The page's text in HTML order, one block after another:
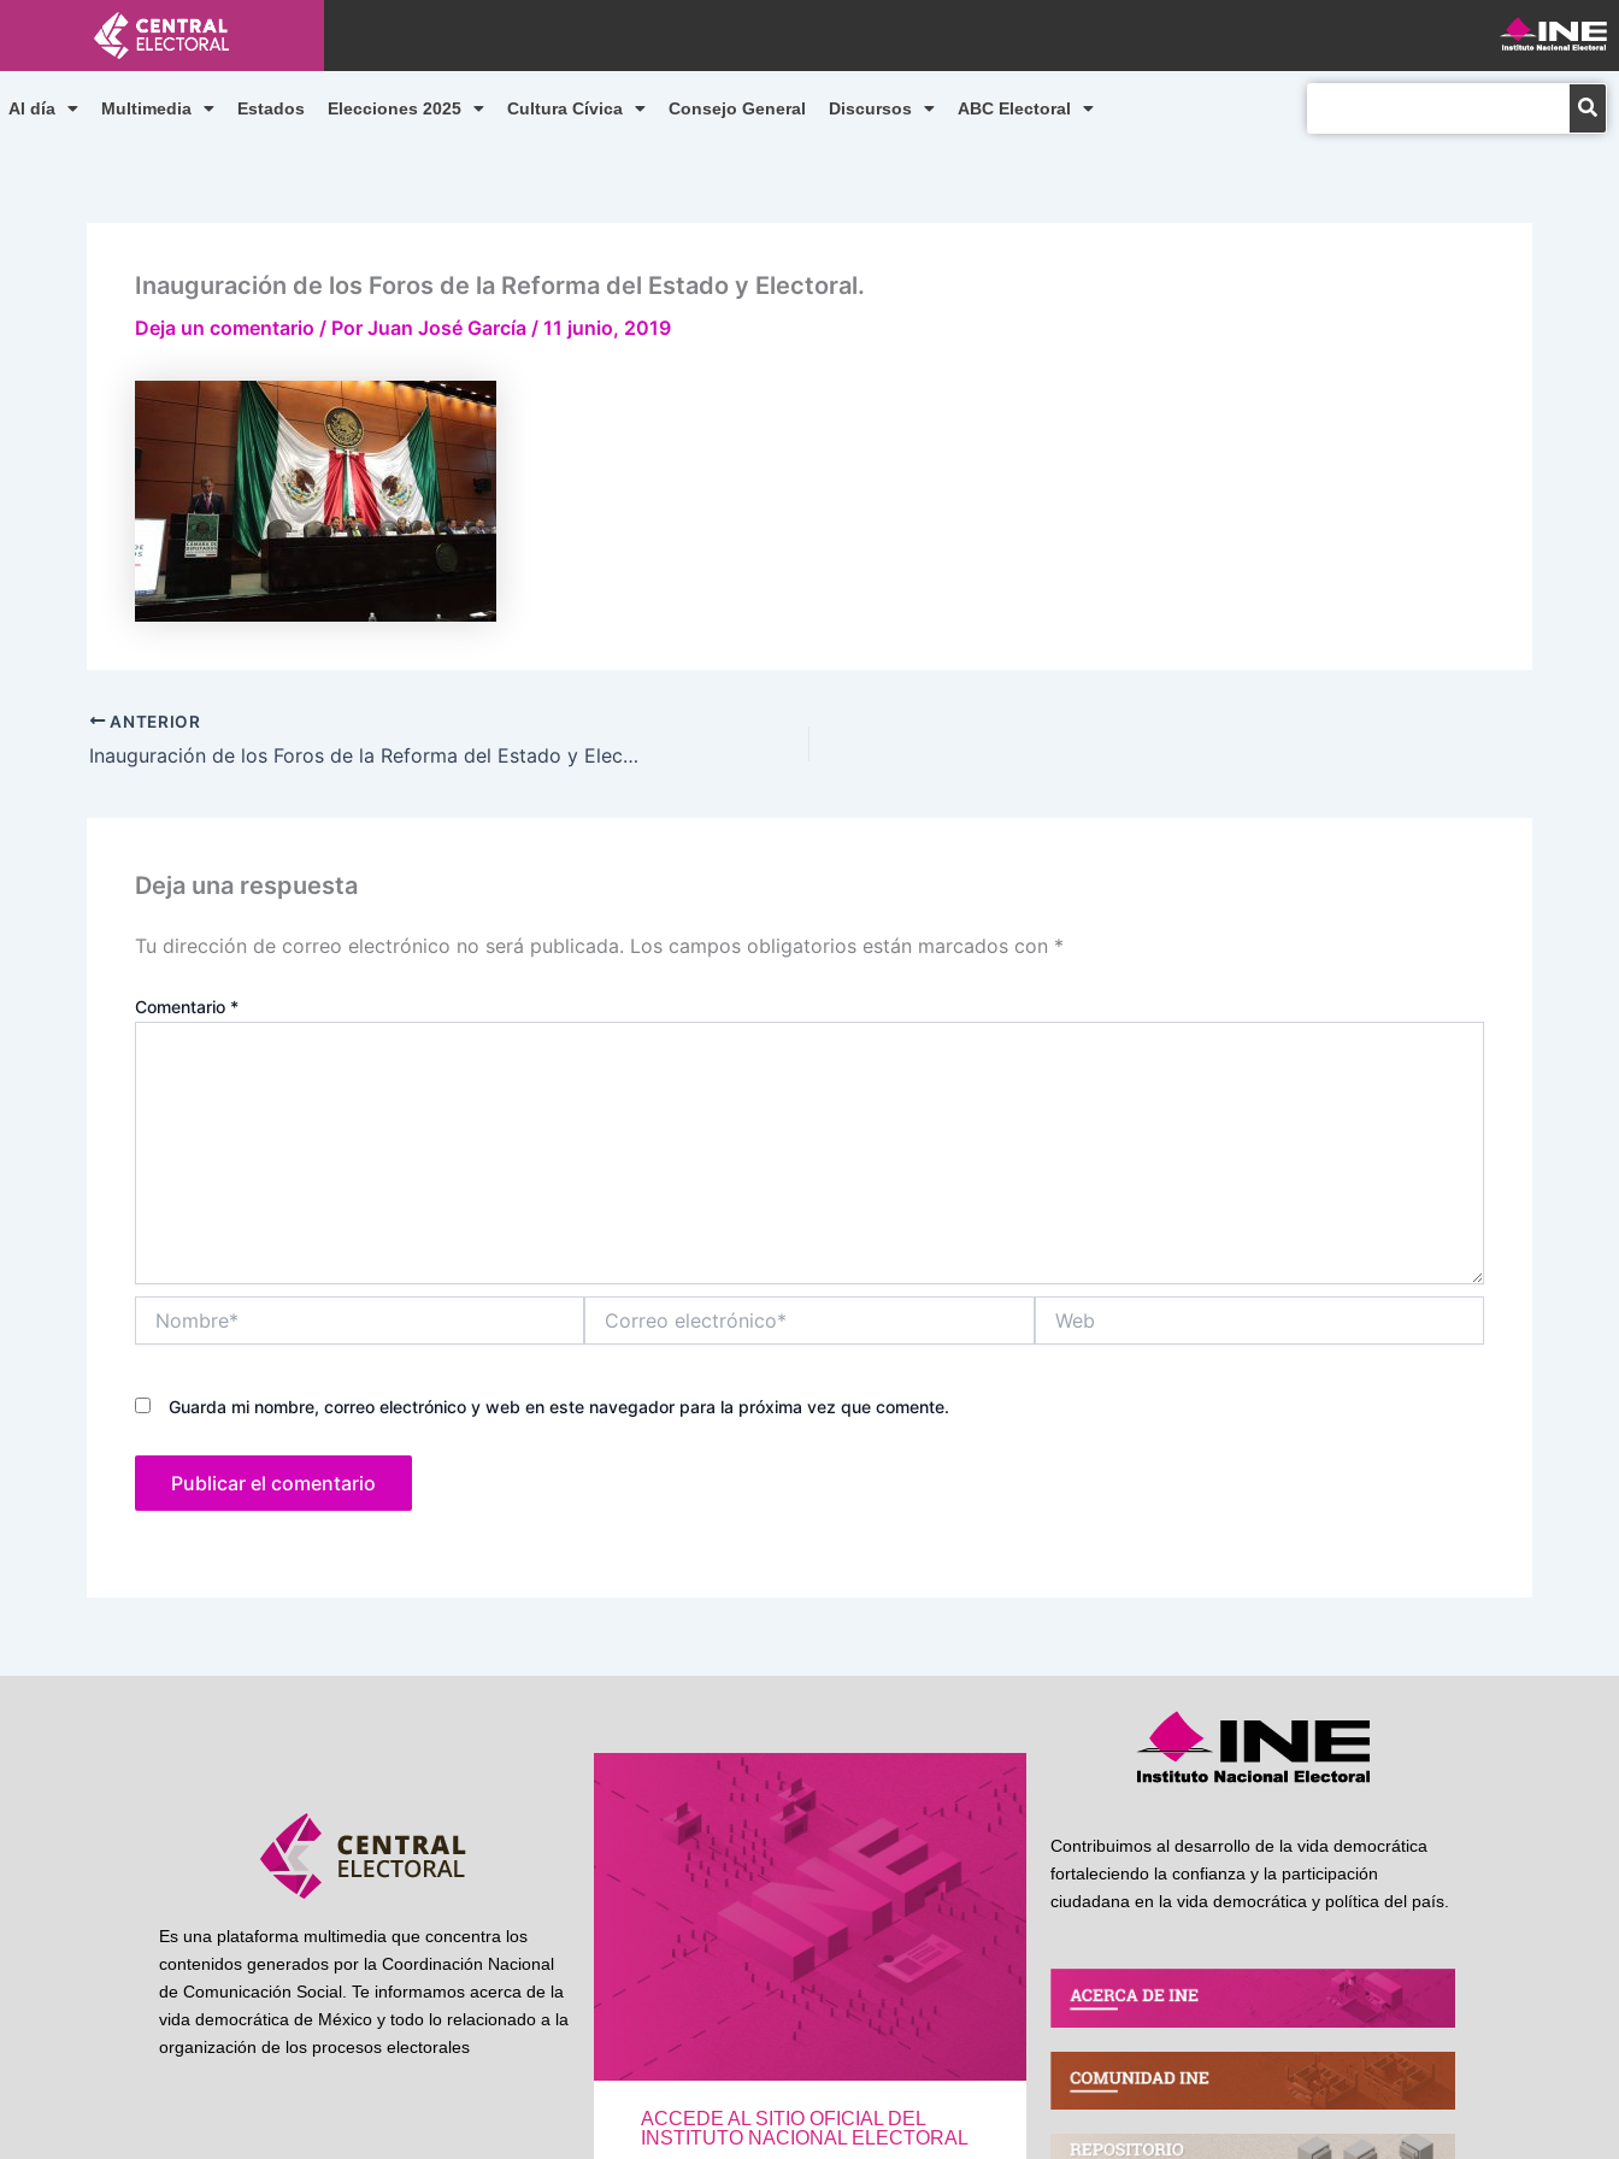
contenido
Al día Multimedia Estados Elecciones 2025 Cultura Cívica Consejo General Discursos ABC Electoral
Inauguración de los Foros de la Reforma del Estado y Electoral.
Deja un comentario / Por Juan José García / 11 junio, 2019
ANTERIOR
Inauguración de los Foros de la Reforma del Estado y Electoral
Deja una respuesta
Tu dirección de correo electrónico no será publicada. Los campos obligatorios están marcados con *
Comentario *
electrónico*
Guarda mi nombre, correo electrónico y web en este navegador para la próxima vez que comente.
Es una plataforma multimedia que concentra los
contenidos generados por la Coordinación Nacional
de Comunicación Social. Te informamos acerca de la
vida democrática de México y todo lo relacionado a la
organización de los procesos electorales
ACCEDE AL SITIO OFICIAL DEL
INSTITUTO NACIONAL ELECTORAL
Contribuimos al desarrollo de la vida democrática
fortaleciendo la confianza y la participación
ciudadana en la vida democrática y política del país.